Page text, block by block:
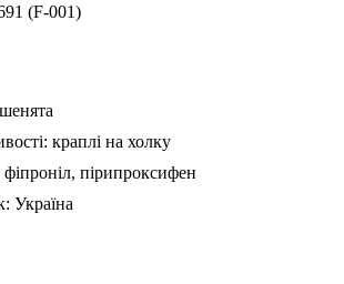
(F-001)
краплі на холку
фіпроніл, пірипроксифен
Україна